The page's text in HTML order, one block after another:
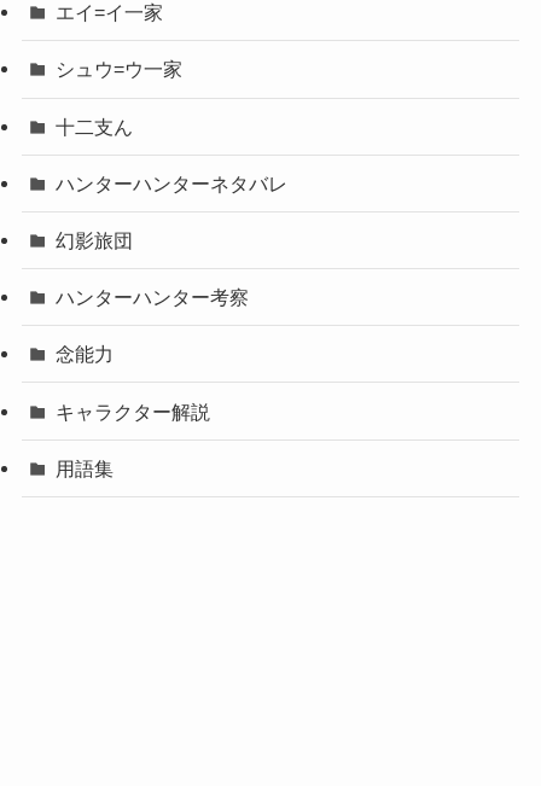
エイ=イ一家
シュウ=ウ一家
十二支ん
ハンターハンターネタバレ
幻影旅団
ハンターハンター考察
念能力
キャラクター解説
用語集